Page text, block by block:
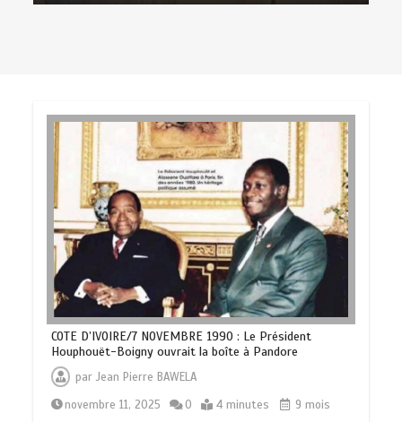
COTE D’IVOIRE/7 NOVEMBRE 1990 : Le Président
Houphouët-Boigny ouvrait la boîte à Pandore
parJean Pierre BAWELA
novembre 11, 2025
0 4 minutes
9 mois